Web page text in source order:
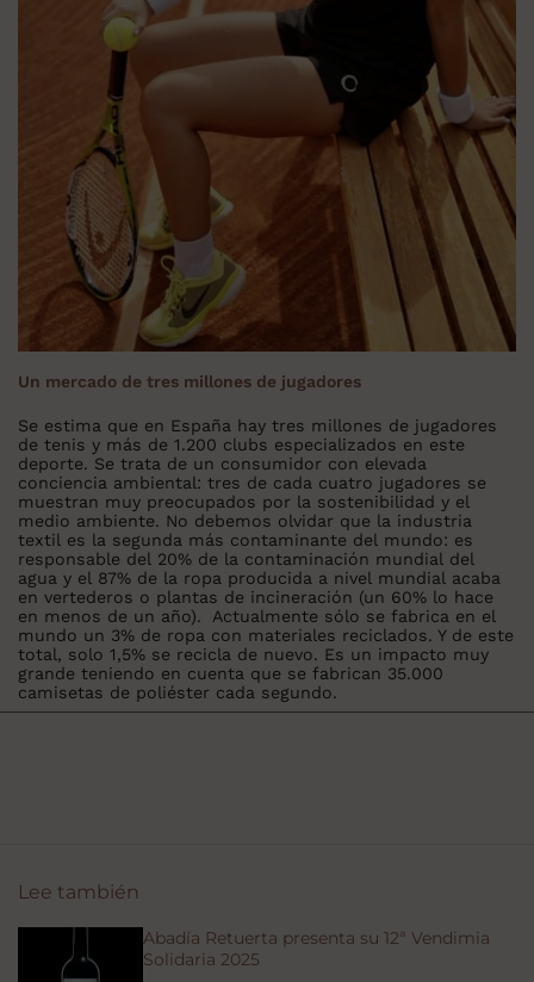
Un mercado de tres millones de jugadores
Se estima que en España hay tres millones de jugadores
de tenis y más de 1.200 clubs especializados en este
deporte. Se trata de un consumidor con elevada
conciencia ambiental: tres de cada cuatro jugadores se
muestran muy preocupados por la sostenibilidad y el
medio ambiente. No debemos olvidar que la industria
textil es la segunda más contaminante del mundo: es
responsable del 20% de la contaminación mundial del
agua y el 87% de la ropa producida a nivel mundial acaba
en vertederos o plantas de incineración (un 60% lo hace
en menos de un año). Actualmente sólo se fabrica en el
mundo un 3% de ropa con materiales reciclados. Y de este
total, solo 1,5% se recicla de nuevo. Es un impacto muy
grande teniendo en cuenta que se fabrican 35.000
camisetas de poliéster cada segundo.
Lee también
Abadía Retuerta presenta su 12ª Vendimia
Solidaria 2025